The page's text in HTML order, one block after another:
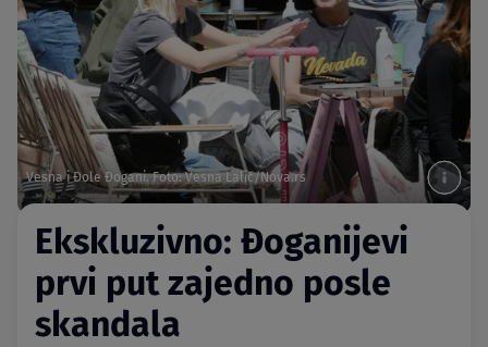
Vesna i Đole Đogani. Foto: Vesna Lalić/Nova.rs
Ekskluzivno: Đoganijevi
prvi put zajedno posle
skandala